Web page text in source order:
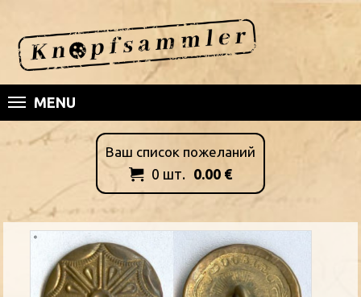
MENU
Ваш список пожеланий
 0 шт. 0.00 €